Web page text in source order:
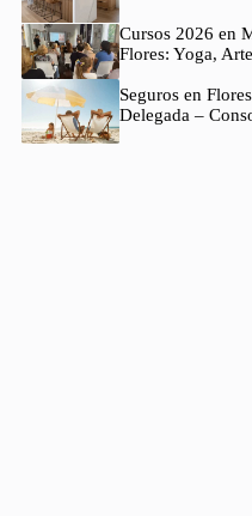
Cursos 2026 en
Flores: Yoga,
Seguros en
Delegada –